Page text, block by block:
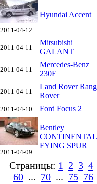
2011-04-12
Hyundai Accent
2011-04-11
Mitsubishi
GALANT
2011-04-11
Mercedes-Benz
230E
2011-04-11
Land Rover Rang
Rover
2011-04-10 Ford Focus 2
2011-04-09
Bentley
CONTINENTAL
FYING SPUR
Страницы: 1 2 3 4
60 ... 70 ... 75 76